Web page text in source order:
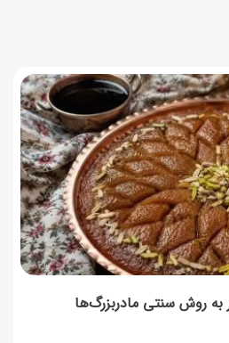
به روش سنتی مادربزرگ‌ها
تغییر کرد؛ جزئیات برنامه جدید واریز اعتبار
برای دفع انواع حشرات در خانه
شور خانگی؛ خوش‌رنگ و بدون کپک
با شیره انگور؛ صبحانه‌ای سالم و انرژی‌بخش